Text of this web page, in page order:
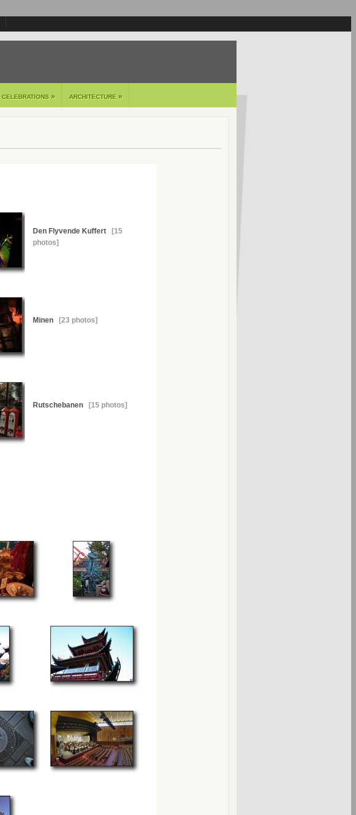
CELEBRATIONS » ARCHITECTURE »
Den Flyvende Kuffert[15
photos]
Minen[23 photos]
Rutschebanen[15 photos]